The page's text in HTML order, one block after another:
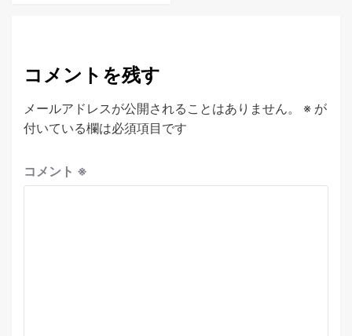
コメントを残す
メールアドレスが公開されることはありません。 ※ が
付いている欄は必須項目です
コメント ※